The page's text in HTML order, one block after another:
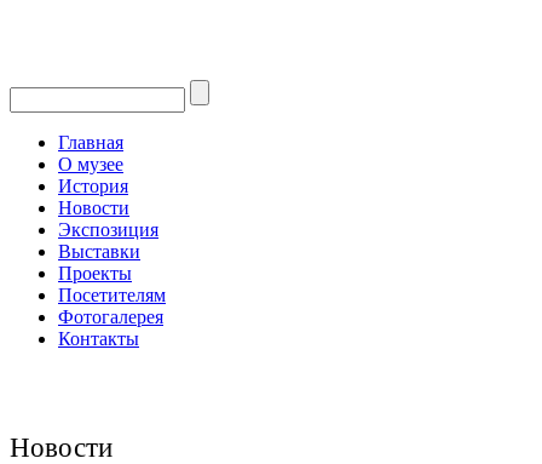
Главная
О музее
История
Новости
Экспозиция
Выставки
Проекты
Посетителям
Фотогалерея
Контакты
Новости